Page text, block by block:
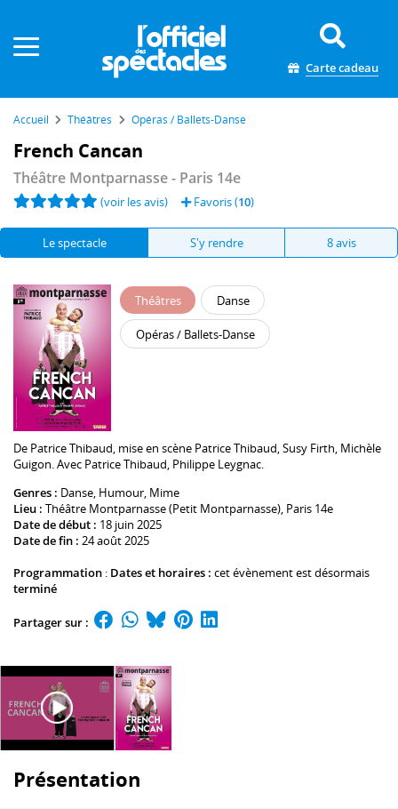
Carte cadeau
Accueil Théâtres Opéras / Ballets-Danse
French Cancan
Théâtre Montparnasse- Paris 14e
(voir les avis) Favoris (10)
Le spectacle S'y rendre 8 avis
Théâtres Danse
Opéras / Ballets-Danse
De Patrice Thibaud , mise en scène Patrice Thibaud Susy Firth Michèle
Guigon . Avec Patrice Thibaud Philippe Leygnac
Genres : Danse, Humour, Mime
Lieu : Théâtre Montparnasse (Petit Montparnasse), Paris 14e
Date de début : 18 juin 2025
Date de fin : 24 août 2025
Programmation : Dates et horaires : cet évènement est désormais
terminé
Partager sur :
Présentation